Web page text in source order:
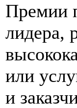
Премии
лидера,
или
и